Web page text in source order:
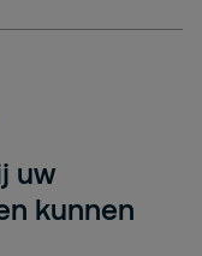
uw
kunnen